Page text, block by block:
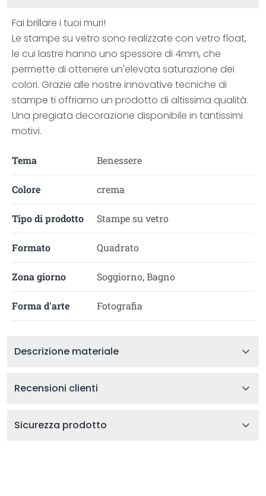
Fai brillare i tuoi muri!
Le stampe su vetro sono realizzate con vetro float,
le cui lastre hanno uno spessore di 4mm, che
permette di ottenere un'elevata saturazione dei
colori. Grazie alle nostre innovative tecniche di
stampe ti offriamo un prodotto di altissima qualità.
Una pregiata decorazione disponibile in tantissimi
motivi.
Tema Benessere
Colore crema
Tipo di prodotto Stampe su vetro
Formato Quadrato
Zona giorno Soggiorno, Bagno
Forma d'arte Fotografia
Descrizione materiale
Recensioni clienti
Sicurezza prodotto